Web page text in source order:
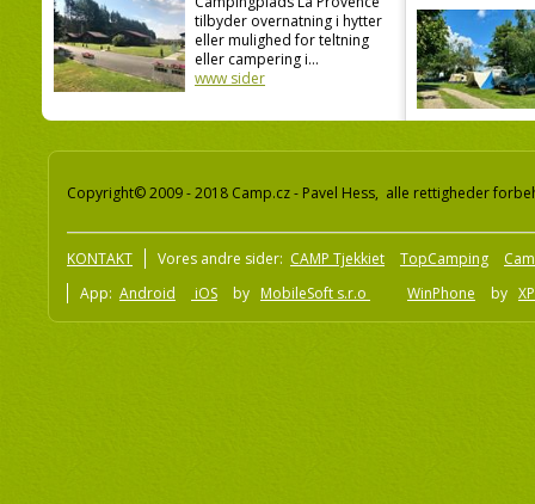
tilbyder overnatning i hytter
eller mulighed for teltning
eller campering i...
www sider
Copyright© 2009 - 2018 Camp.cz - Pavel Hess, alle rettigheder
KONTAKT Vores andre sider: CAMP Tjekkiet TopCamping
App: Android iOS by MobileSoft s.r.o WinPhone by